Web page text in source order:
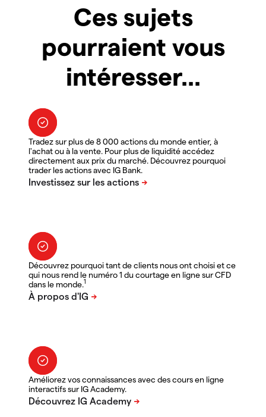
Ces sujets
pourraient vous
intéresser...
Tradez sur plus de 8 000 actions du monde entier, à
l'achat ou à la vente. Pour plus de liquidité accédez
directement aux prix du marché. Découvrez pourquoi
trader les actions avec IG Bank.
Découvrez pourquoi tant de clients nous ont choisi et ce
qui nous rend le numéro 1 du courtage en ligne sur CFD
dans le monde.1
Améliorez vos connaissances avec des cours en ligne
interactifs sur IG Academy.